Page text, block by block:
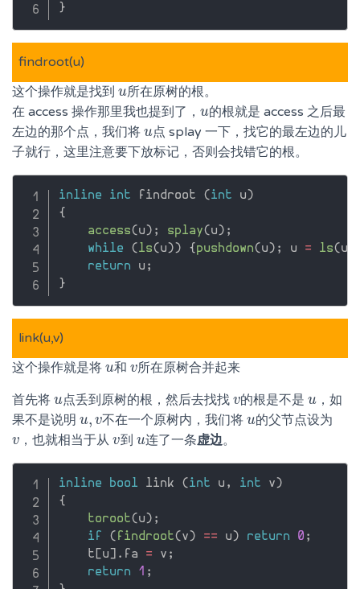
}
findroot(u)
这个操作就是找到 u
u所在原树的根。
在 access 操作那里我也提到了， u
u的根就是 access 之后最
左边的那个点，我们将 u
u 点 splay 一下，找它的最左边的儿
子就行，这里注意要下放标记，否则会找错它的根。
inline int findroot ( int u )
{
access( u ) ; splay( u ) ;
while
( ls( u ) ) { pushdown( u ) ; u = ls( u
return u ;
}
link(u,v)
这个操作就是将 u
u和v
v所在原树合并起来
首先将 u
u 点丢到原树的根，然后去找找v
v的根是不是u
u ，如
果不是说明 u, v
u,v 不在一个原树内，我们将u
u的父节点设为
v
v ，也就相当于从v
v到 u
u连了一条虚边。
inline bool link ( int u , int v )
{
toroot( u ) ;
if
( findroot( v ) == u ) return 0 ;
    t
u . fa = v ;
return
1 ;